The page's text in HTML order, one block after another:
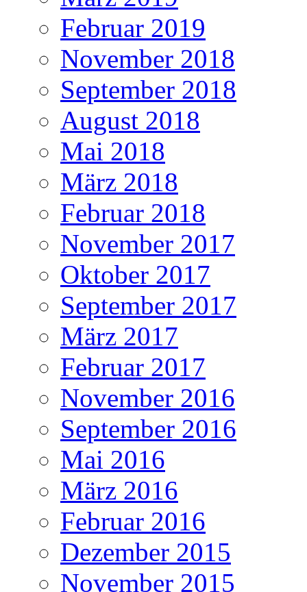
Februar 2019
November 2018
September 2018
August 2018
Mai 2018
März 2018
Februar 2018
November 2017
Oktober 2017
September 2017
März 2017
Februar 2017
November 2016
September 2016
Mai 2016
März 2016
Februar 2016
Dezember 2015
November 2015